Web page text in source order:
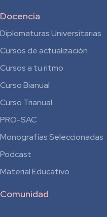
Docencia
Diplomaturas Universitarias
Cursos de actualización
Cursos a tu ritmo
Curso Bianual
para
Residentes
Curso Trianual
PRO-SAC
Monografías Seleccionadas
Podcast
Material Educativo
Comunidad